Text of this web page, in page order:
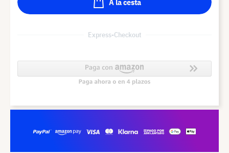
Express-Checkout